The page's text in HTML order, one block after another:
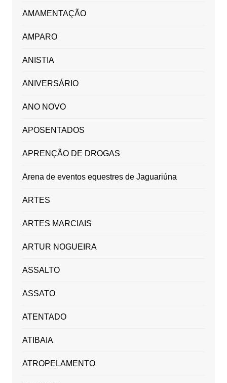
AMAMENTAÇÃO
AMPARO
ANISTIA
ANIVERSÁRIO
ANO NOVO
APOSENTADOS
APRENÇÃO DE DROGAS
Arena de eventos equestres de Jaguariúna
ARTES
ARTES MARCIAIS
ARTUR NOGUEIRA
ASSALTO
ASSATO
ATENTADO
ATIBAIA
ATROPELAMENTO